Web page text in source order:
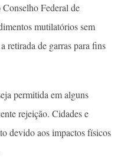
Federal de
mutilatórios sem
retirada de garras para fins
permitida em alguns
rejeição. Cidades e
devido aos impactos físicos